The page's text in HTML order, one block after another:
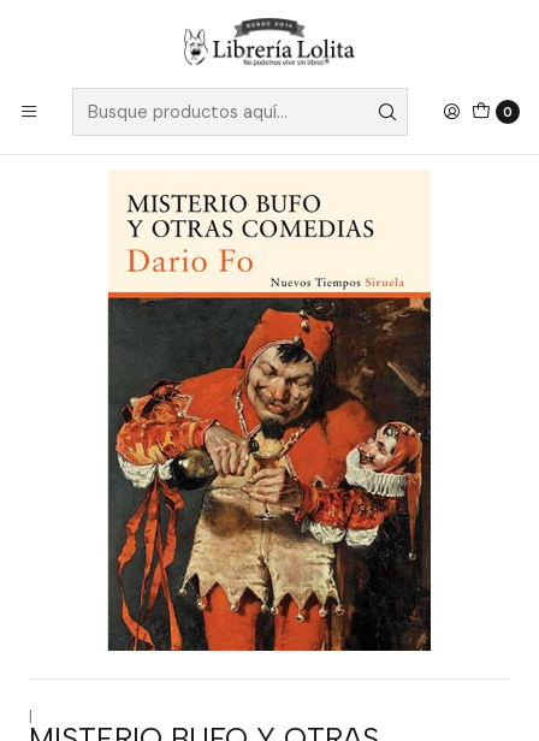
0
Despacho a todo Chile
|